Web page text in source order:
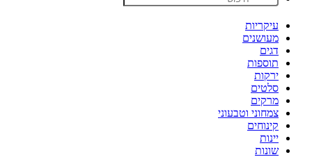
עיקריות
מעושנים
דגים
תוספות
ירקות
סלטים
מרקים
צמחוני וטבעוני
קינוחים
יינות
שונות